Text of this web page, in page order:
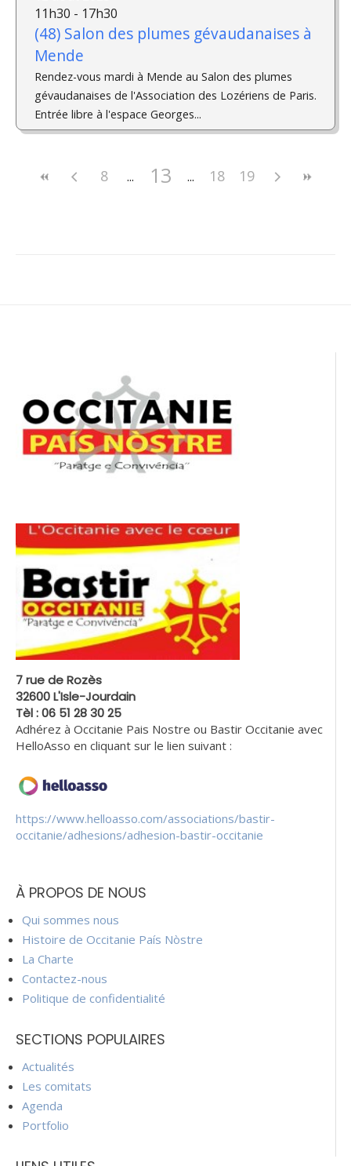
11h30 - 17h30
(48) Salon des plumes gévaudanaises à
Mende
Rendez-vous mardi à Mende au Salon des plumes
gévaudanaises de l'Association des Lozériens de Paris.
Entrée libre à l'espace Georges...
8 13 18 19
7 rue de Rozès
32600 L'Isle-Jourdain
Tèl : 06 51 28 30 25
Adhérez à Occitanie Pais Nostre ou Bastir Occitanie avec
HelloAsso en cliquant sur le lien suivant :
https://www.helloasso.com/associations/bastir-
occitanie/adhesions/adhesion-bastir-occitanie
À PROPOS DE NOUS
Qui sommes nous
Histoire de Occitanie País Nòstre
La Charte
Contactez-nous
Politique de confidentialité
SECTIONS POPULAIRES
Actualités
Les comitats
Agenda
Portfolio